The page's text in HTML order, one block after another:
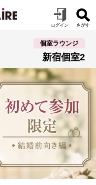
個室ラウンジ
新宿個室2